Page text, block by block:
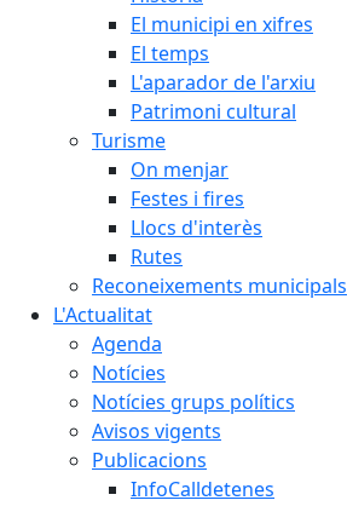
El municipi en xifres
El temps
L'aparador de l'arxiu
Patrimoni cultural
Turisme
On menjar
Festes i fires
Llocs d'interès
Rutes
Reconeixements municipals
L'Actualitat
Agenda
Notícies
Notícies grups polítics
Avisos vigents
Publicacions
InfoCalldetenes